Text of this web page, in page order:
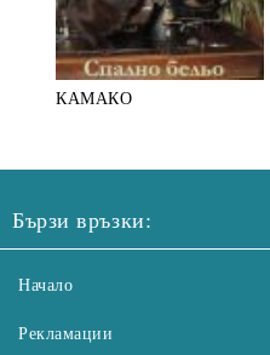
КАМАКО
Бързи връзки:
Начало
Рекламации